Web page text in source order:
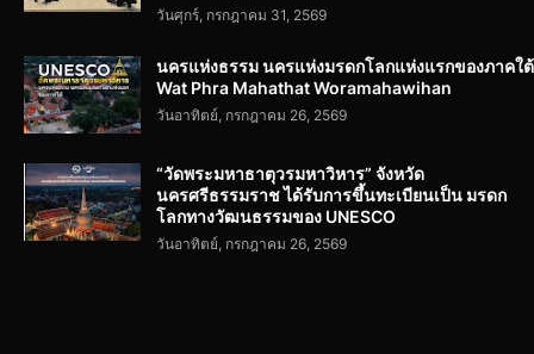
วันศุกร์, กรกฎาคม 31, 2569
นครแห่งธรรม นครแห่งมรดกโลกแห่งแรกของภาคใต้
Wat Phra Mahathat Woramahawihan
วันอาทิตย์, กรกฎาคม 26, 2569
“วัดพระมหาธาตุวรมหาวิหาร” จังหวัด
นครศรีธรรมราช ได้รับการขึ้นทะเบียนเป็น มรดก
โลกทางวัฒนธรรมของ UNESCO
วันอาทิตย์, กรกฎาคม 26, 2569